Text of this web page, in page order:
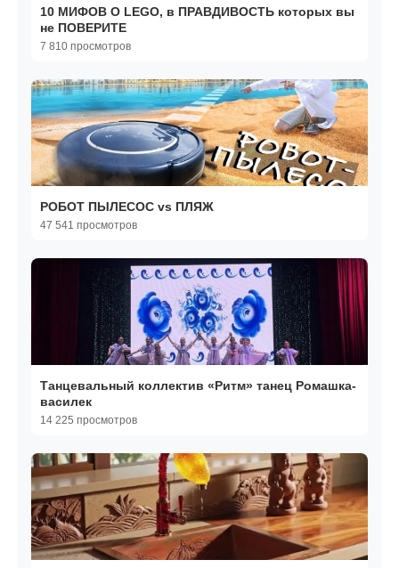
10 МИФОВ О LEGO, в ПРАВДИВОСТЬ которых вы
не ПОВЕРИТЕ
7 810 просмотров
РОБОТ ПЫЛЕСОС vs ПЛЯЖ
47 541 просмотров
Танцевальный коллектив «Ритм» танец Ромашка-
василек
14 225 просмотров